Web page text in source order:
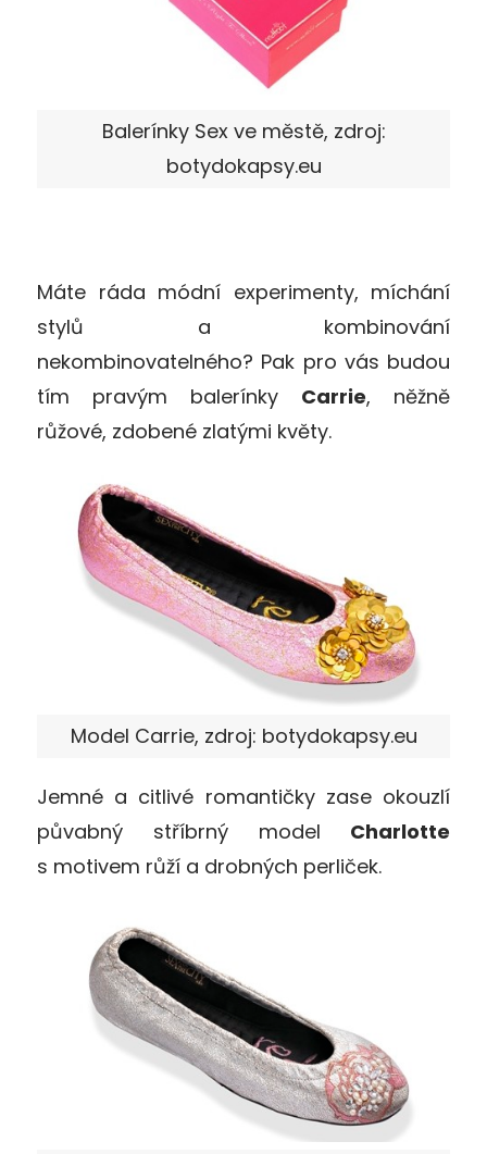
Balerínky Sex ve městě, zdroj:
botydokapsy.eu
Máte ráda módní experimenty, míchání
stylů a kombinování
nekombinovatelného? Pak pro vás budou
tím pravým balerínky Carrie, něžně
růžové, zdobené zlatými květy.
Model Carrie, zdroj: botydokapsy.eu
Jemné a citlivé romantičky zase okouzlí
půvabný stříbrný model Charlotte
s motivem růží a drobných perliček.